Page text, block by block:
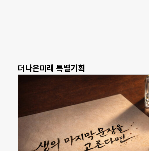
더나은미래 특별기획